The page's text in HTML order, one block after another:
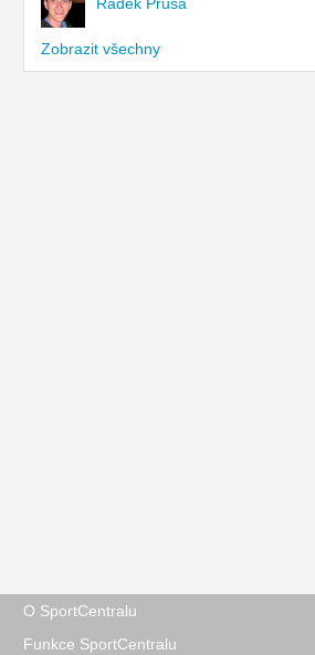
Zobrazit všechny
O SportCentralu
Funkce SportCentralu